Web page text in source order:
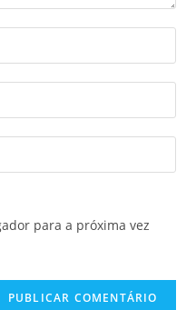
para a próxima vez